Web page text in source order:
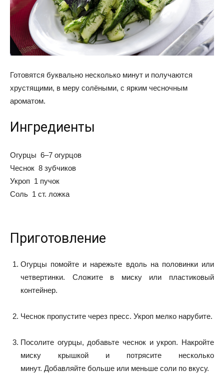
Готовятся буквально несколько минут и получаются
хрустящими, в меру солёными, с ярким чесночным
ароматом.
Ингредиенты
Огурцы 6–7 огурцов
Чеснок 8 зубчиков
Укроп 1 пучок
Соль 1 ст. ложка
Приготовление
Огурцы помойте и нарежьте вдоль на половинки или
четвертинки. Сложите в миску или пластиковый
контейнер.
Чеснок пропустите через пресс. Укроп мелко нарубите.
Посолите огурцы, добавьте чеснок и укроп. Накройте
миску крышкой и потрясите несколько
минут. Добавляйте больше или меньше соли по вкусу.